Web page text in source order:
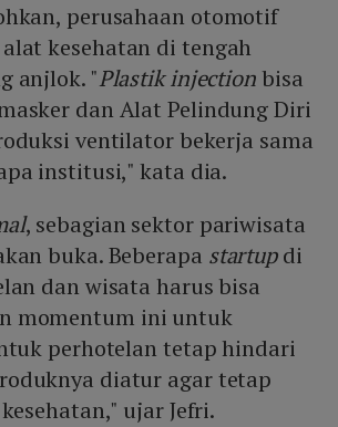
perusahaan otomotif
kesehatan di tengah
anjlok. "Plastik injectionbisa
dan Alat Pelindung Diri
ventilator bekerja sama
institusi," kata dia.
, sebagian sektor pariwisata
buka. Beberapa startupdi
dan wisata harus bisa
momentum ini untuk
perhotelan tetap hindari
diatur agar tetap
ujar Jefri.